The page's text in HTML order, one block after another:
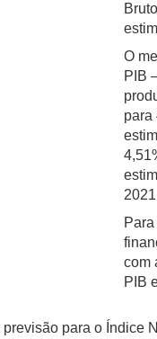
O
PIB
para
com
PIB
para o Índice